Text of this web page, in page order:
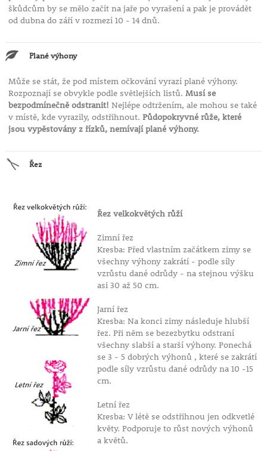
škůdcům by se mělo začít na jaře po vyrašení a pak je provádět
od dubna do září v rozmezí 10 - 14 dnů.
Plané výhony
Může se stát, že pod místem očkování vyrazí plané výhony.
Rozpoznají se obvykle podle světlejších listů. Musí se
bezpodmínečně odstranit! Nejlépe odtržením, ale mohou se také
v místě, kde vyrazily, odstřihnout. Půdopokryvné růže, které
jsou vypěstovány z řízků, nemívají plané výhony.
Řez
Řez velkokvětých růží
Zimní řez
Kresba: Před vlastním začátkem zimy se
všechny výhony zakrátí - podle síly
vzrůstu dané odrůdy - na stejnou výšku
asi 30 až 50 cm.
Jarní řez
Kresba: Na konci zimy následuje hlubší
řez. Při něm se bezezbytku odstraní
všechny slabší a starší výhony. Ponechá
se 3 - 5 dobrých výhonů , které se zakrátí
podle síly vzrůstu dané odrůdy na 10 -15
cm.
Letní řez
Kresba: V létě se odstřihnou jen odkvetlé
květy. Podporuje to růst nových výhonů
a květů.